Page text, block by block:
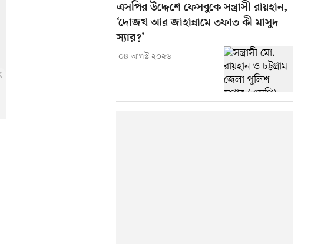
এসপির উদ্দেশে ফেসবুকে সন্ত্রাসী রায়হান,
‘দোজখ আর জাহান্নামে তফাত কী মাসুদ
স্যার?’
০৪ আগস্ট ২০২৬